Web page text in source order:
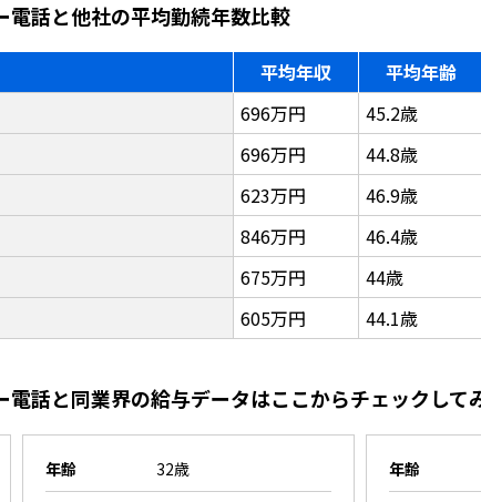
電話と他社の平均勤続年数比較
平均年収
平均年齢
696万円
45.2歳
696万円
44.8歳
623万円
46.9歳
846万円
46.4歳
675万円
44歳
605万円 44.1歳
電話と同業界の給与データはここからチェックして
年齢 32歳 年齢